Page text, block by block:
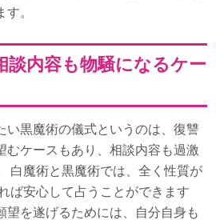
。
談内容も物騒になるケー
い黒魔術の儀式というのは、復讐
むケースもあり、相談内容も過激
白魔術と黒魔術では、全く性質が
ば安心して占うことができます
望を遂げるためには、自分自身も